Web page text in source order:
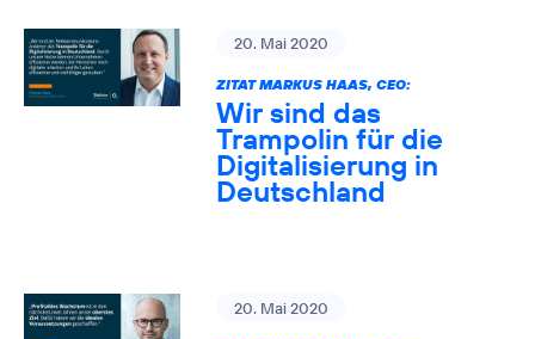
20. Mai 2020
ZITAT MARKUS HAAS, CEO:
Wir sind das
Trampolin für die
Digitalisierung in
Deutschland
20. Mai 2020